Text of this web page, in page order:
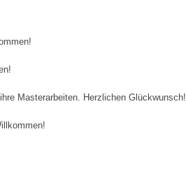
Masterarbeiten. Herzlichen Glückwunsch!